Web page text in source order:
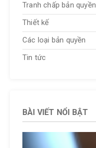
Tranh chấp bản quyền
Thiết kế
Các loại bản quyền
Tin tức
BÀI VIẾT NỔI BẬT